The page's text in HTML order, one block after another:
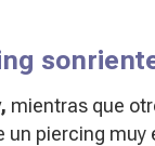
mientras que
un piercing muy